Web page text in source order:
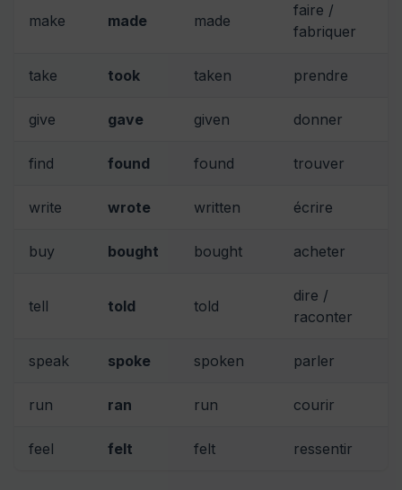
make made made
faire /
fabriquer
take took taken prendre
give gave given donner
find found found trouver
write wrote written écrire
buy bought bought acheter
tell told told
dire /
raconter
speak spoke spoken parler
run ran run courir
feel felt felt ressentir